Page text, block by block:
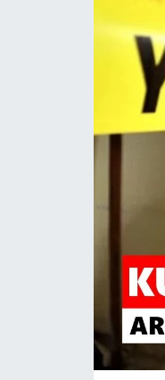
MAGAZİN
RESMİ İLANLAR